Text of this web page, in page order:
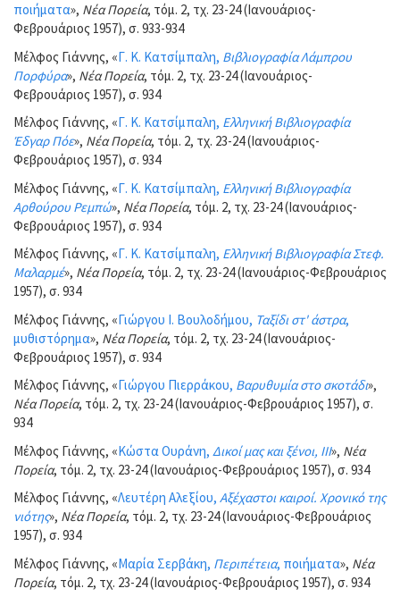
ποιήματα», Νέα Πορεία, τόμ. 2, τχ. 23-24 (Ιανουάριος-
Φεβρουάριος 1957), σ. 933-934
Μέλφος Γιάννης, «Γ. Κ. Κατσίμπαλη, Βιβλιογραφία Λάμπρου
Πορφύρα», Νέα Πορεία, τόμ. 2, τχ. 23-24 (Ιανουάριος-
Φεβρουάριος 1957), σ. 934
Μέλφος Γιάννης, «Γ. Κ. Κατσίμπαλη, Ελληνική Βιβλιογραφία
Έδγαρ Πόε», Νέα Πορεία, τόμ. 2, τχ. 23-24 (Ιανουάριος-
Φεβρουάριος 1957), σ. 934
Μέλφος Γιάννης, «Γ. Κ. Κατσίμπαλη, Ελληνική Βιβλιογραφία
Αρθούρου Ρεμπώ», Νέα Πορεία, τόμ. 2, τχ. 23-24 (Ιανουάριος-
Φεβρουάριος 1957), σ. 934
Μέλφος Γιάννης, «Γ. Κ. Κατσίμπαλη, Ελληνική Βιβλιογραφία Στεφ.
Μαλαρμέ», Νέα Πορεία, τόμ. 2, τχ. 23-24 (Ιανουάριος-Φεβρουάριος
1957), σ. 934
Μέλφος Γιάννης, «Γιώργου Ι. Βουλοδήμου, Ταξίδι στ' άστρα,
μυθιστόρημα», Νέα Πορεία, τόμ. 2, τχ. 23-24 (Ιανουάριος-
Φεβρουάριος 1957), σ. 934
Μέλφος Γιάννης, «Γιώργου Πιερράκου, Βαρυθυμία στο σκοτάδι»,
Νέα Πορεία, τόμ. 2, τχ. 23-24 (Ιανουάριος-Φεβρουάριος 1957), σ.
934
Μέλφος Γιάννης, «Κώστα Ουράνη, Δικοί μας και ξένοι, ΙΙΙ», Νέα
Πορεία, τόμ. 2, τχ. 23-24 (Ιανουάριος-Φεβρουάριος 1957), σ. 934
Μέλφος Γιάννης, «Λευτέρη Αλεξίου, Αξέχαστοι καιροί. Χρονικό της
νιότης», Νέα Πορεία, τόμ. 2, τχ. 23-24 (Ιανουάριος-Φεβρουάριος
1957), σ. 934
Μέλφος Γιάννης, «Μαρία Σερβάκη, Περιπέτεια, ποιήματα», Νέα
Πορεία, τόμ. 2, τχ. 23-24 (Ιανουάριος-Φεβρουάριος 1957), σ. 934